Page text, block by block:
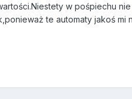
w pośpiechu
te automaty jakoś mi